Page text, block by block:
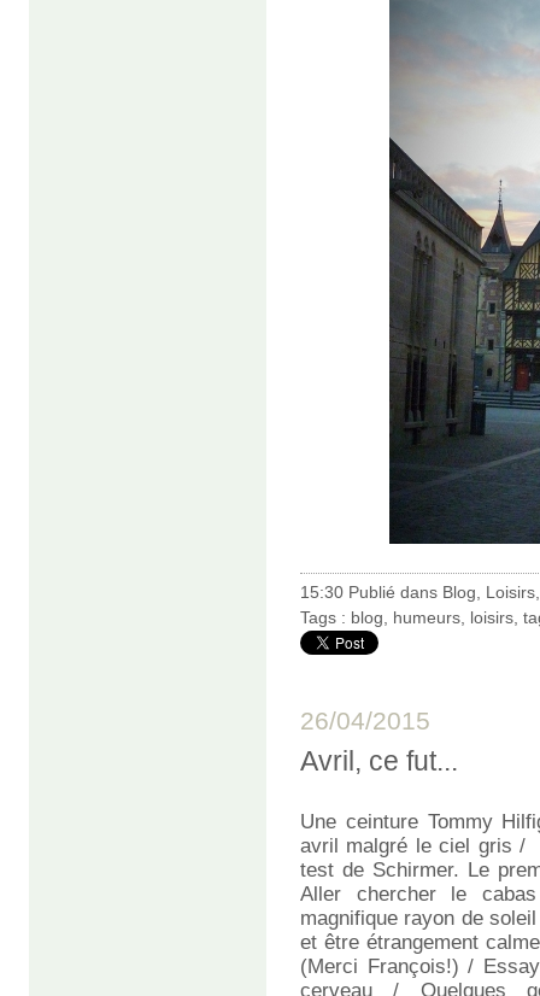
15:30 Publié dans Blog Loisirs
Tags : blog humeurs loisirs
26/04/2015
Avril, ce fut...
Une ceinture Tommy
avril malgré le ciel gris /
test de Schirmer. Le
Aller chercher le
magnifique rayon de
et être étrangement
(Merci François!) /
cerveau / Quelques